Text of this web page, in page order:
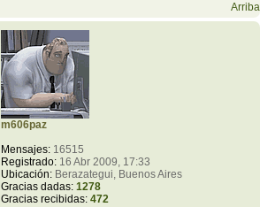
Arriba
m606paz
Mensajes:16515
Registrado:16 Abr 2009, 17:33
Ubicación:Berazategui, Buenos Aires
Gracias dadas: 1278
Gracias recibidas: 472